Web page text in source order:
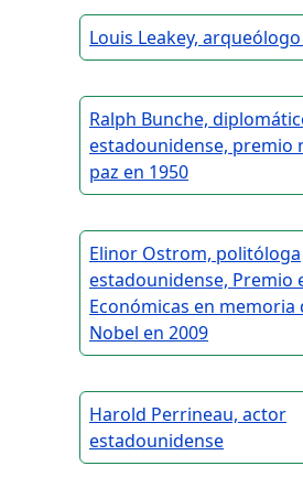
Louis Leakey,
Ralph Bunche,
estadounidense, premio
paz en 1950
Elinor Ostrom, politóloga
estadounidense, Premio
Económicas en memoria
Nobel en 2009
Harold Perrineau, actor
estadounidense